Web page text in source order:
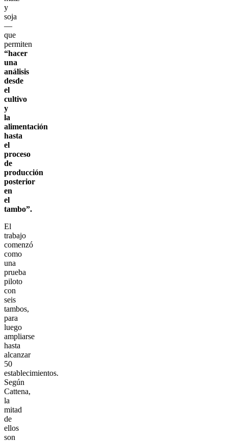
y
soja
—
que
permiten
“hacer
una
análisis
desde
el
cultivo
y
la
alimentación
hasta
el
proceso
de
producción
posterior
en
el
tambo”.
El
trabajo
comenzó
como
una
prueba
piloto
con
seis
tambos,
para
luego
ampliarse
hasta
alcanzar
50
establecimientos.
Según
Cattena,
la
mitad
de
ellos
son